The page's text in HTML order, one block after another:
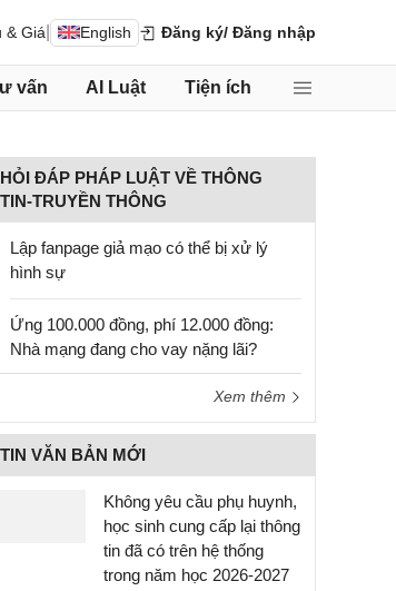
& Giá English Đăng ký/ Đăng nhập
vấn AI Luật Tiện ích
HỎI ĐÁP PHÁP LUẬT VỀ THÔNG
TIN-TRUYỀN THÔNG
Lập fanpage giả mạo có thể bị xử lý
hình sự
Ứng 100.000 đồng, phí 12.000 đồng:
Nhà mạng đang cho vay nặng lãi?
Xem thêm
TIN VĂN BẢN MỚI
Không yêu cầu phụ huynh,
học sinh cung cấp lại thông
tin đã có trên hệ thống
trong năm học 2026-2027